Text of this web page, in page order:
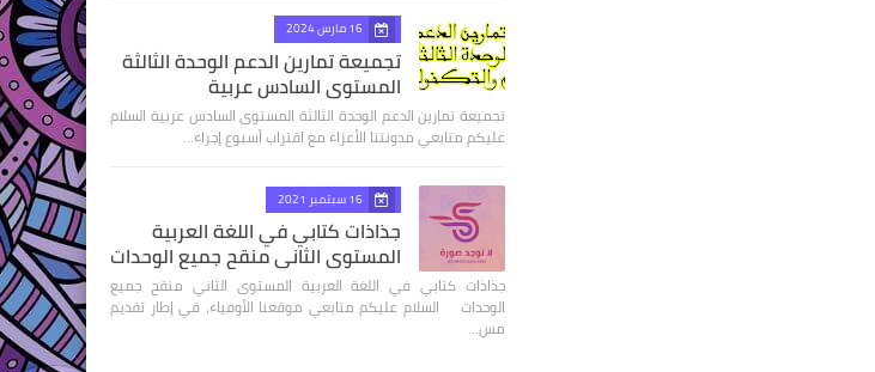
16 مارس 2024
تجميعة تمارين الدعم الوحدة الثالثة
المستوى السادس عربية
تجميعة تمارين الدعم الوحدة الثالثة المستوى السادس عربية السلام
عليكم متابعي مدونتنا الأعزاء مع اقتراب أسبوع إجراء…
16 سبتمبر 2021
جذاذات كتابي في اللغة العربية
المستوى الثاني منقح جميع الوحدات
جذاذات كتابي في اللغة العربية المستوى الثاني منقح جميع
الوحدات السلام عليكم متابعي موقعنا الأوفياء، في إطار تقديم
مس…